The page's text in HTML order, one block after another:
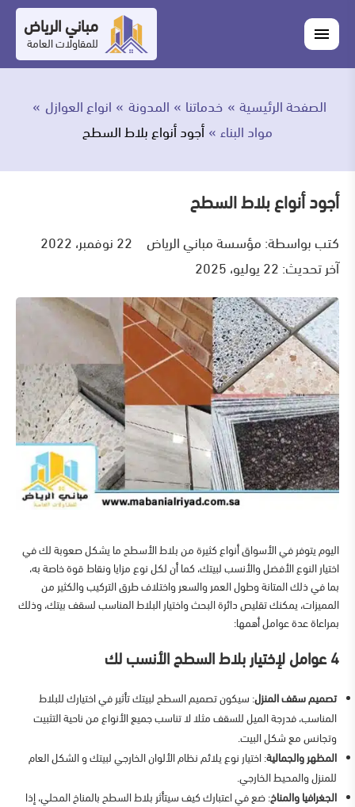
إلى
المحتوى
القائمة
مباني الرياض
للمقاولات العامة
اغلاق
القائمة
المدونة
اتصل
بنا
الصفحة الرئيسية خدماتنا المدونة
انواع العوازل
مواد البناء
أجود أنواع بلاط السطح
أجود أنواع بلاط السطح
كتب بواسطة: مؤسسة مباني الرياض
22 نوفمبر، 2022
آخر تحديث: 22 يوليو، 2025
اليوم يتوفر في الأسواق أنواع كثيرة من بلاط الأسطح ما يشكل صعوبة لك في
اختيار النوع الأفضل والأنسب لبيتك، كما أن لكل نوع مزايا ونقاط قوة خاصة به،
بما في ذلك المتانة وطول العمر والسعر واختلاف طرق التركيب والكثير من
المميزات، يمكنك تقليص دائرة البحث واختيار البلاط المناسب لسقف بيتك، وذلك
بمراعاة عدة عوامل أهمها:
4 عوامل لإختيار بلاط السطح الأنسب لك
تصميم سقف المنزل: سيكون تصميم السطح لبيتك تأثير في اختيارك للبلاط
المناسب، فدرجة الميل للسقف مثلا لا تناسب جميع الأنواع من ناحية التثبيت
وتجانس مع شكل البيت.
المظهر والجمالية: اختيار نوع يلائم نظام الألوان الخارجي لبيتك و الشكل العام
للمنزل والمحيط الخارجي.
الجغرافيا والمناخ: ضع في اعتبارك كيف سيتأثر بلاط السطح بالمناخ المحلي، إذا